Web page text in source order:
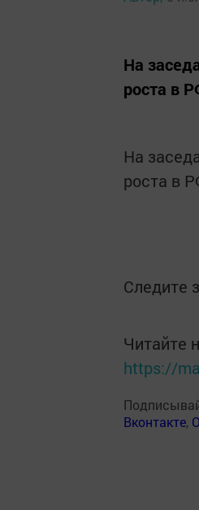
На
роста в
На
роста в
Следите
Читайте
https://
Вконтакте,